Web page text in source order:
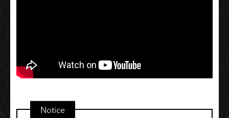
Notice